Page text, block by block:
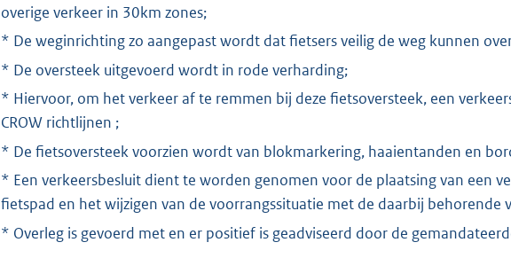
overige verkeer in 30km zones;
* De weginrichting zo aangepast wordt dat fietsers veilig de weg kunnen
* De oversteek uitgevoerd wordt in rode verharding;
* Hiervoor, om het verkeer af te remmen bij deze fietsoversteek, een
CROW richtlijnen ;
* De fietsoversteek voorzien wordt van blokmarkering, haaientanden en
* Een verkeersbesluit dient te worden genomen voor de plaatsing van een
fietspad en het wijzigen van de voorrangssituatie met de daarbij behorende
* Overleg is gevoerd met en er positief is geadviseerd door de